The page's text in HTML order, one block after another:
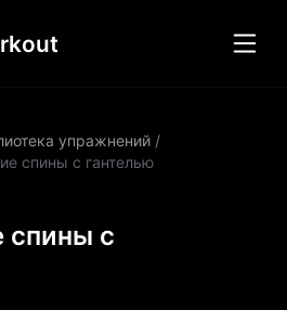
упражнений /
спины с гантелью
спины с